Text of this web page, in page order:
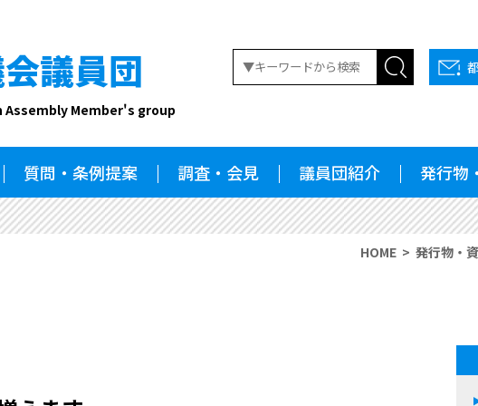
議員団
Member's group
質問・条例提案 調査・会見 議員団紹介 発行物
HOME 発行物・